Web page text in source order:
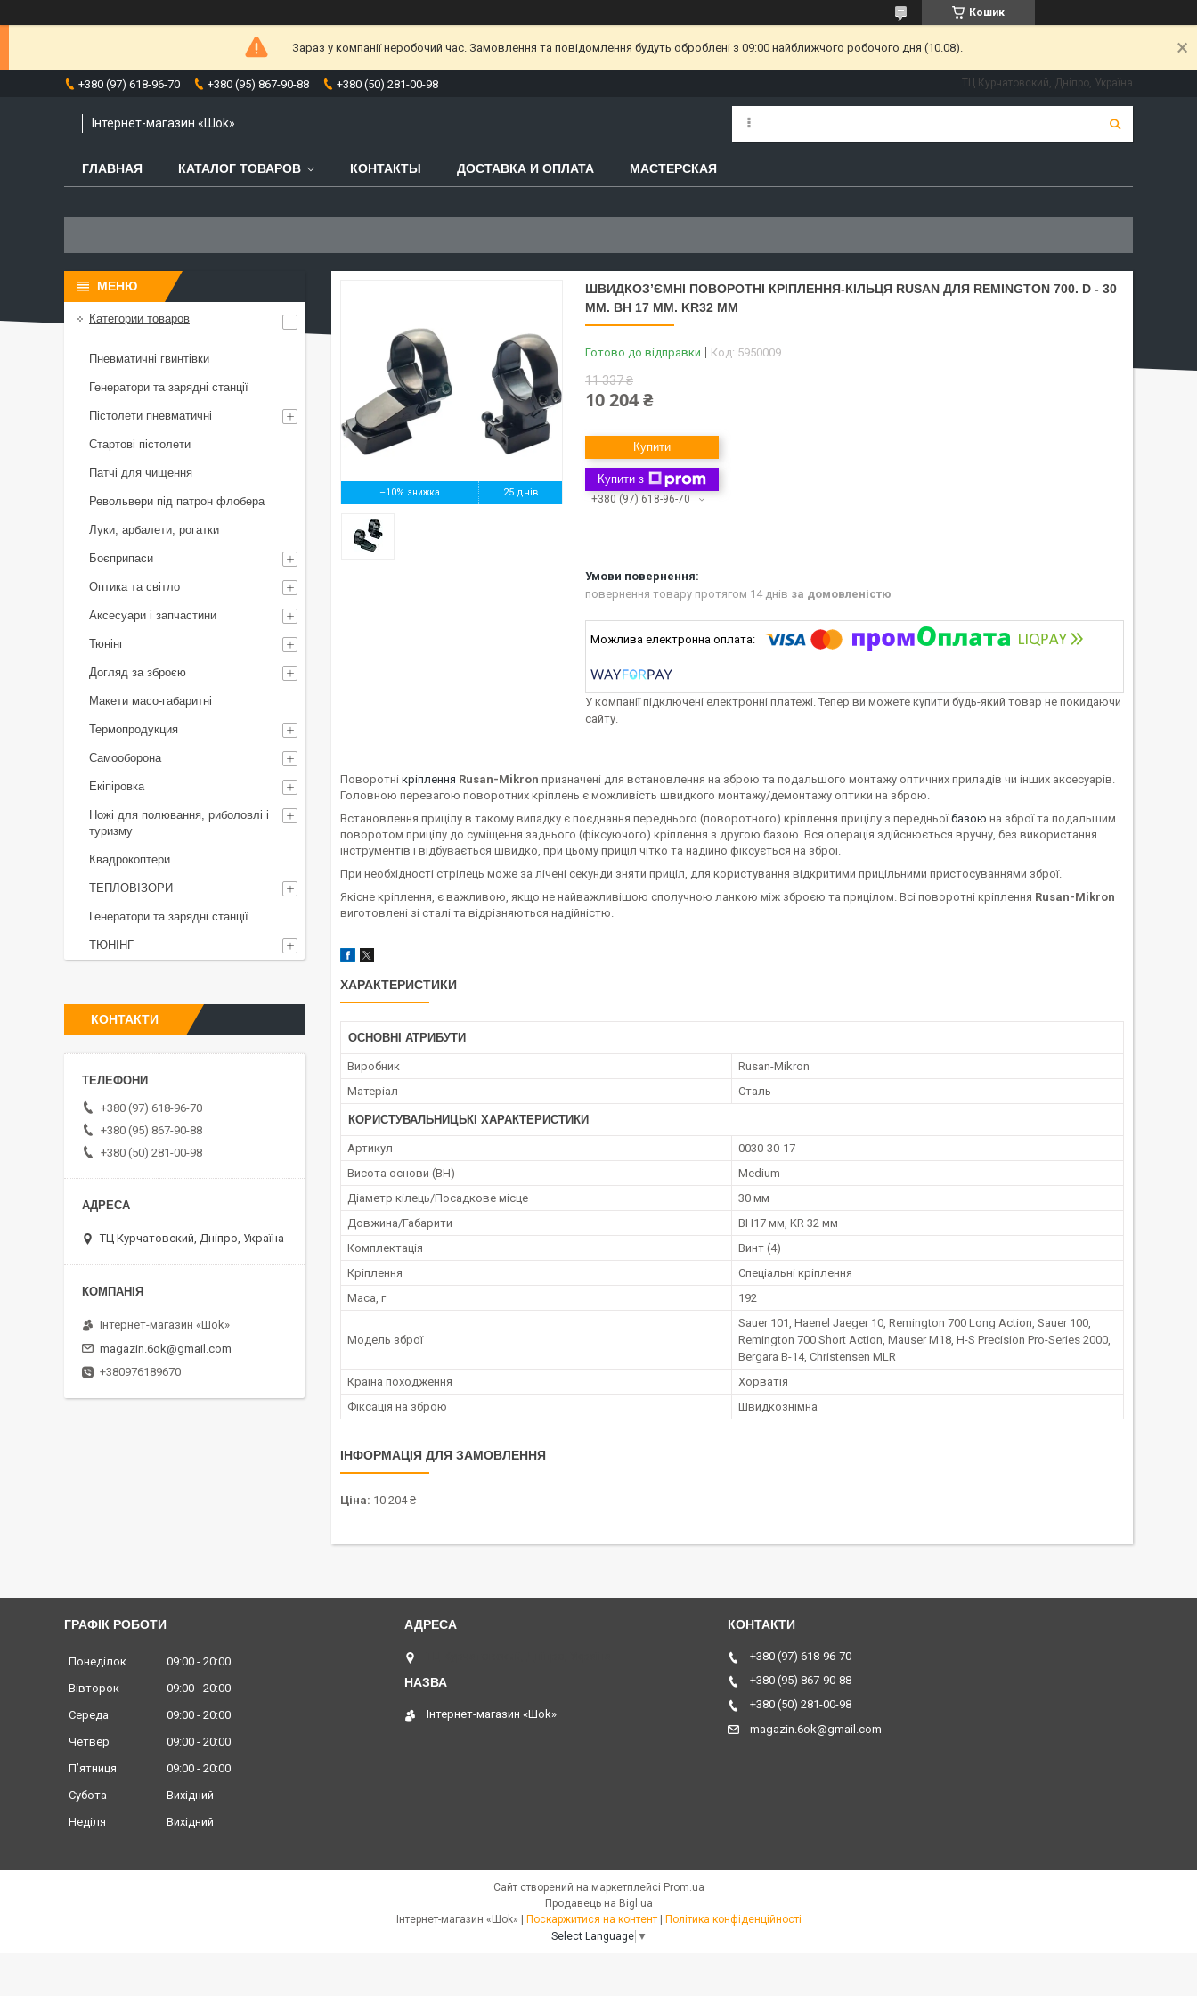
Кошик
Зараз у компанії неробочий час. Замовлення та повідомлення будуть оброблені з 09:00 найближчого робочого дня (10.08).
+380 (97) 618-96-70 +380 (95) 867-90-88 +380 (50) 281-00-98 ТЦ Курчатовский, Дніпро, Україна
Інтернет-магазин «Шоk»
ГЛАВНАЯ КАТАЛОГ ТОВАРОВ КОНТАКТЫ ДОСТАВКА И ОПЛАТА МАСТЕРСКАЯ
–10% 25 днів
ШВИДКОЗ’ЄМНІ ПОВОРОТНІ КРІПЛЕННЯ-КІЛЬЦЯ RUSAN ДЛЯ REMINGTON 700. D - 30
ММ. BH 17 ММ. KR32 ММ
Готово до відправки Код: 5950009
11 337 ₴
10 204 ₴
Купити
Купити з
+380 (97) 618-96-70
повернення товару протягом 14 днів за домовленістю
У компанії підключені електронні платежі. Тепер ви можете купити будь-який товар не покидаючи
сайту.
Поворотні кріплення Rusan-Mikron призначені для встановлення на зброю та подальшого монтажу оптичних приладів чи інших аксесуарів.
Головною перевагою поворотних кріплень є можливість швидкого монтажу/демонтажу оптики на зброю.
Встановлення прицілу в такому випадку є поєднання переднього (поворотного) кріплення прицілу з передньоїбазою на зброї та подальшим
поворотом прицілу до суміщення заднього (фіксуючого) кріплення з другою базою. Вся операція здійснюється вручну, без використання
інструментів і відбувається швидко, при цьому приціл чітко та надійно фіксується на зброї.
При необхідності стрілець може за лічені секунди зняти приціл, для користування відкритими прицільними пристосуваннями зброї.
Якісне кріплення, є важливою, якщо не найважливішою сполучною ланкою між зброєю та прицілом. Всі поворотні кріплення Rusan-Mikron
виготовлені зі сталі та відрізняються надійністю.
ХАРАКТЕРИСТИКИ
ОСНОВНІ АТРИБУТИ
Виробник
Rusan-Mikron
Матеріал
Сталь
КОРИСТУВАЛЬНИЦЬКІ ХАРАКТЕРИСТИКИ
Артикул
0030-30-17
Висота основи (BH)
Medium
Діаметр кілець/Посадкове місце
30 мм
Довжина/Габарити
BH17 мм, KR 32 мм
Комплектація
Винт (4)
Кріплення
Спеціальні кріплення
Маса, г
192
Модель зброї
Sauer 101, Haenel Jaeger 10, Remington 700 Long Action, Sauer 100,
Remington 700 Short Action, Mauser M18, H-S Precision Pro-Series 2000,
Bergara В-14, Christensen MLR
Країна походження
Хорватія
Фіксація на зброю
Швидкознімна
ІНФОРМАЦІЯ ДЛЯ ЗАМОВЛЕННЯ
Ціна: 10 204 ₴
Категории товаров
Пневматичні гвинтівки
Генератори та зарядні станції
Пістолети пневматичні
Стартові пістолети
Патчі для чищення
Револьвери під патрон флобера
Луки, арбалети, рогатки
Боєприпаси
Оптика та світло
Аксесуари і запчастини
Тюнінг
Догляд за зброєю
Макети масо-габаритні
Термопродукция
Самооборона
Екіпіровка
Ножі для полювання, риболовлі і
туризму
Квадрокоптери
ТЕПЛОВІЗОРИ
Генератори та зарядні станції
ТЮНІНГ
КОНТАКТИ
+380 (97) 618-96-70
+380 (95) 867-90-88
+380 (50) 281-00-98
ТЦ Курчатовский, Дніпро, Україна
Інтернет-магазин «Шоk»
magazin.6ok@gmail.com
+380976189670
ГРАФІК РОБОТИ
Понеділок 09:00
20:00
Вівторок
09:00
20:00
Середа
09:00
20:00
Четвер
09:00
20:00
Пʼятниця
09:00
20:00
Субота
Вихідний
Неділя
Вихідний
Інтернет-магазин «Шоk»
+380 (97) 618-96-70
+380 (95) 867-90-88
+380 (50) 281-00-98
magazin.6ok@gmail.com
Сайт створений на маркетплейсі Prom.ua
Продавець на Bigl.ua
Поскаржитися на контент
Політика конфіденційності
Select Language ▼